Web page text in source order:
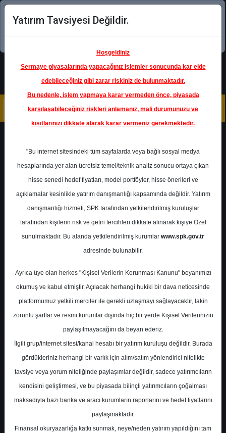
Şimdi uygulamayı indirin!
TUPRS - TÜPRAŞ-TÜRKİYE
PETROL RAFİNERİLERİ
Hedef Fiyat 232.00 ₺
Getiri
%0.00
1 5
En Yüksek Tahmin
Ortalama Fiyat Tahmini 387,66 ₺
Ortalama Getiri Potansiyeli %20.86
Yatırım Tavsiyesi Değildir.
Hoşgeldiniz
Sermaye piyasalarında yapacağınız işlemler sonucunda kar elde
edebileceğiniz gibi zarar riskiniz de bulunmaktadır.
Bu nedenle, işlem yapmaya karar vermeden önce, piyasada
karşılaşabileceğiniz riskleri anlamanız, mali durumunuzu ve
kısıtlarınızı dikkate alarak karar vermeniz gerekmektedir.
"Bu internet sitesindeki tüm sayfalarda veya bağlı sosyal medya
hesaplarında yer alan ücretsiz temel/teknik analiz sonucu ortaya çıkan
hisse senedi hedef fiyatları, model portföyler, hisse önerileri ve
açıklamalar kesinlikle yatırım danışmanlığı kapsamında değildir. Yatırım
danışmanlığı hizmeti, SPK tarafından yetkilendirilmiş kuruluşlar
tarafından kişilerin risk ve getiri tercihleri dikkate alınarak kişiye Özel
sunulmaktadır. Bu alanda yetkilendirilmiş kurumlar www.spk.gov.tr
adresinde bulunabilir.
Ayrıca üye olan herkes "Kişisel Verilerin Korunması Kanunu" beyanımızı
okumuş ve kabul etmiştir. Açılacak herhangi hukiki bir dava neticesinde
platformumuz yetkili merciler ile gerekli uzlaşmayı sağlayacaktır, lakin
zorunlu şartlar ve resmi kurumlar dışında hiç bir yerde Kişisel Verilerinizin
paylaşılmayacağını da beyan ederiz.
İlgili grup/internet sitesi/kanal hesabı bir yatırım kuruluşu değildir. Burada
gördükleriniz herhangi bir varlık için alım/satım yönlendirici nitelikte
tavsiye veya yorum niteliğinde paylaşımlar değildir, sadece yatırımcıların
kendisini geliştirmesi, ve bu piyasada bilinçli yatırımcıların çoğalması
maksadıyla bazı banka ve aracı kurumların raporlarını ve hedef fiyatlarını
paylaşmaktadır.
Finansal okuryazarlığa katkı sunmak, neye/neden yatırım yapıldığını tam